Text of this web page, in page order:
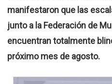
manifestaron que las
junto a la Federación de
encuentran totalmente
próximo mes de agosto.